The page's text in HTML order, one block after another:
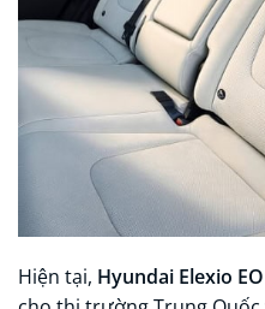
Hiện tại, Hyundai Elexio EO